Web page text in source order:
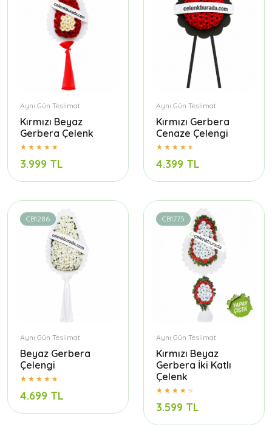
Aynı Gün Teslimat
Kırmızı Beyaz
Gerbera Çelenk
3.999 TL
Aynı Gün Teslimat
Kırmızı Gerbera
Cenaze Çelengi
4.399 TL
CB1286
Aynı Gün Teslimat
Beyaz Gerbera
Çelengi
4.699 TL
CB1775
Aynı Gün Teslimat
Kırmızı Beyaz
Gerbera İki Katlı
Çelenk
3.599 TL